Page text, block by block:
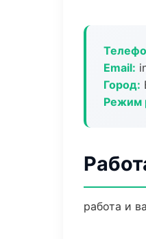
Email:
Город:
Режим
работа и